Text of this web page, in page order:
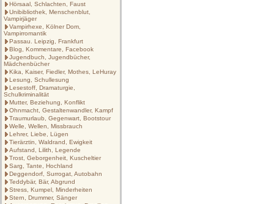
Hörsaal, Schlachten, Faust
Unibibliothek, Menschenblut,
Vampirjäger
Vampirhexe, Kölner Dom,
Vampirromantik
Passau. Leipzig, Frankfurt
Blog, Kommentare, Facebook
Jugendbuch, Jugendbücher,
Mädchenbücher
Kika, Kaiser, Fiedler, Mothes, LeHuray
Lesung, Schullesung
Lesestoff, Dramaturgie,
Schulkriminalität
Mutter, Beziehung, Konflikt
Ohnmacht, Gestaltenwandler, Kampf
Traumurlaub, Gegenwart, Bootstour
Welle, Wellen, Missbrauch
Lehrer, Liebe, Lügen
Tierärztin, Waldrand, Ewigkeit
Aufstand, Lilith, Legende
Trost, Geborgenheit, Kuscheltier
Sarg, Tante, Hochland
Deggendorf, Surrogat, Autobahn
Teddybär, Bär, Abgrund
Stress, Kumpel, Minderheiten
Stern, Drummer, Sänger